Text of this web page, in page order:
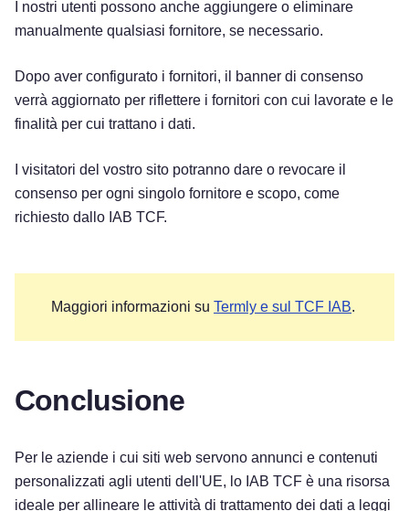
I nostri utenti possono anche aggiungere o eliminare
manualmente qualsiasi fornitore, se necessario.
Dopo aver configurato i fornitori, il banner di consenso
verrà aggiornato per riflettere i fornitori con cui lavorate e le
finalità per cui trattano i dati.
I visitatori del vostro sito potranno dare o revocare il
consenso per ogni singolo fornitore e scopo, come
richiesto dallo IAB TCF.
Maggiori informazioni su Termly e sul TCF IAB.
Conclusione
Per le aziende i cui siti web servono annunci e contenuti
personalizzati agli utenti dell'UE, lo IAB TCF è una risorsa
ideale per allineare le attività di trattamento dei dati a leggi